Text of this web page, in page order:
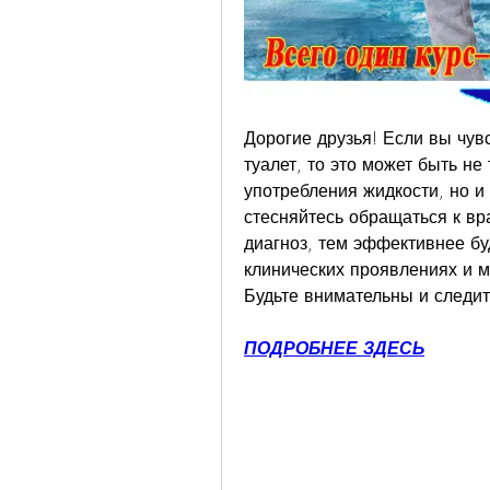
Дорогие друзья! Если вы
туалет, то это может быть
употребления жидкости, но
стесняйтесь обращаться к
диагноз, тем эффективнее
клинических проявлениях и
Будьте внимательны и
ПОДРОБНЕЕ ЗДЕСЬ